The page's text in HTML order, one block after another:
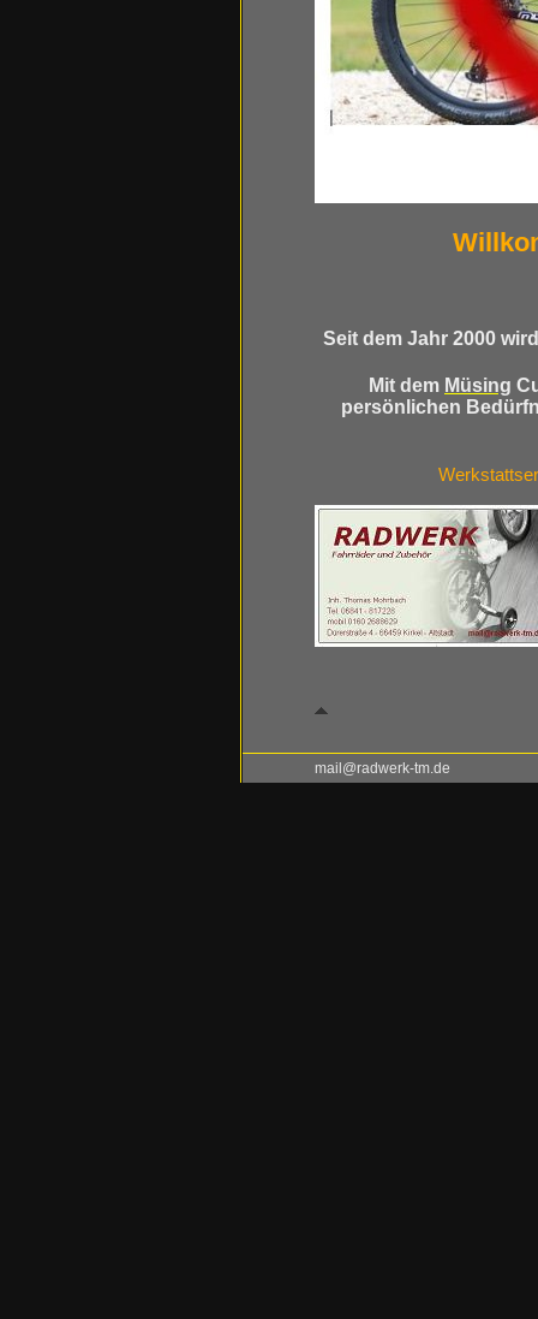
Seit dem Jahr 2000
Mit dem Müsing
persönlichen
mail@radwerk-tm.de